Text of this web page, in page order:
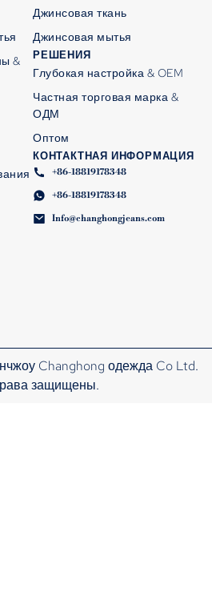
&
Джинсовая ткань
Джинсовая мытья
РЕШЕНИЯ
Глубокая настройка & OEM
Частная торговая марка &
ОДМ
Оптом
КОНТАКТНАЯ ИНФОРМАЦИЯ
+86-18819178348
+86-18819178348
Info@changhongjeans.com
Changhong одежда Co Ltd.
защищены.